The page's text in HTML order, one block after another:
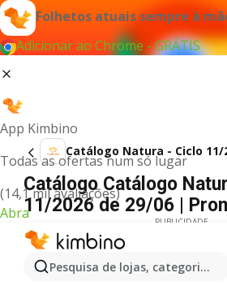
Folhetos atuais sempre à
Adicionar ao Chrome - GRÁTIS
App Kimbino
Todas as ofertas num só lugar
(14,1 mil avaliações)
Abra
Pesquisa de lojas,
Catálogo Natura - Ciclo 11/
Catálogo Catálogo
11/2026 de 29/06 |
PUBLICIDADE